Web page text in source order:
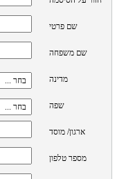
שם פרטי
שם משפחה
מדינה
שפה
ארגון/ מוסד
מספר טלפון